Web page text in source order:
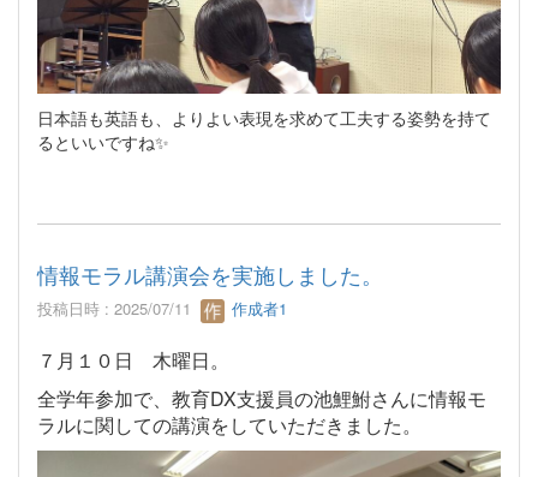
日本語も英語も、よりよい表現を求めて工夫する姿勢を持て
るといいですね✨
情報モラル講演会を実施しました。
投稿日時 : 2025/07/11 作成者1
７月１０日 木曜日。
全学年参加で、教育DX支援員の池鯉鮒さんに情報モ
ラルに関しての講演をしていただきました。